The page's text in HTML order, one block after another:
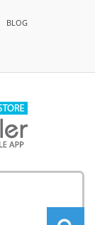
BLOG